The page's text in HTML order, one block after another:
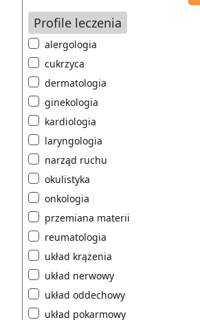
Profile leczenia
alergologia
cukrzyca
dermatologia
ginekologia
kardiologia
laryngologia
narząd ruchu
okulistyka
onkologia
przemiana materii
reumatologia
układ krążenia
układ nerwowy
układ oddechowy
układ pokarmowy